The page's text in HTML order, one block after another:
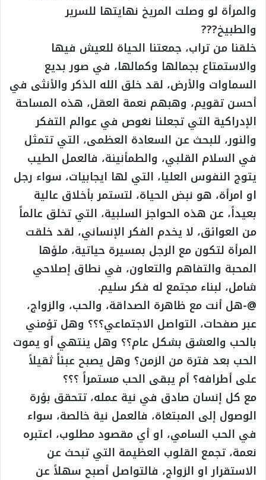
والمرأة لو وصلت المريخ نهايتها للسرير
والطبيخ???
خلقنا من تراب، جمعتنا الحياة للعيش فيها
والاستمتاع بجمالها وكمالها، في صور بديع
السماوات والأرض، لقد خلق الله الذكر والأنثى في
أحسن تقويم، وهبهم نعمة العقل، هذه المساحة
الإدراكية التي تجعلنا نغوص في عوالم التفكر
والنور، للبحث عن السعادة العظمى، التي تتمثل
في السلام القلبي، والطمأنينة، فالعمل الطيب
يتوج النفوس العليا، التي لها ايجابيات، سواء رجل
او امرأة، هو نبض الحياة، لتستمر بأخلاق عالية
بعيداً، عن هذه الحواجز السلبية، التي تخلق عالماً
من العوائق، لا يخدم الفكر الإنساني، لقد خلقت
المرأة لتكون مع الرجل بمسيرة حياتية، ملؤها
المحبة والتفاهم والتعاون، في نطاق إصلاحي
شامل، لبناء مجتمع له فكر سليم.
@-هل أنت مع ظاهرة الصداقة، والحب، والزواج،
عبر صفحات، التواصل الاجتماعي؟؟؟ وهل تؤمني
بالحب والعشق بشكل عام؟؟ وهل ينتهي أو يموت
الحب بعد فترة من الزمن؟ وهل يصبح عبئاً ثقيلاً
على أطرافه؟ أم يبقى الحب مستمراً ؟؟؟
مع كل إنسان صادق في نية عمله، تتحقق بؤرة
الوصول إلى المبتغاة، فالعمل نية خالصة، سواء
في الحب السامي، او أي مقصود مطلوب، اعتبره
نعمة، تجمع القلوب العظيمة التي تبحث عن
الاستقرار او الزواج، فالتواصل أصبح سهلاً عن